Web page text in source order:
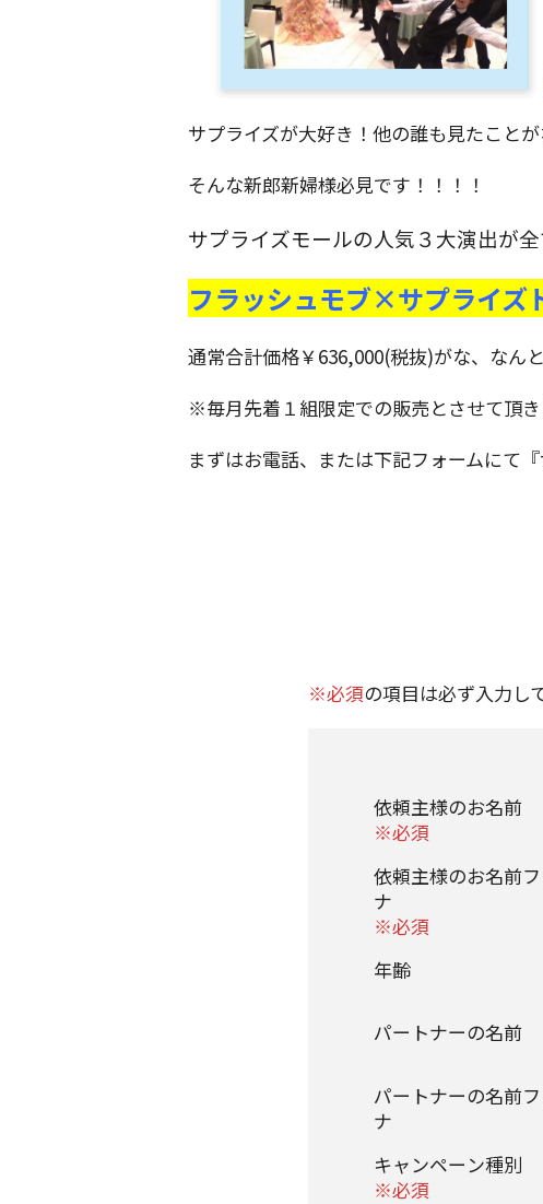
サプライズが大好き！他の誰も見たこと
そんな新郎新婦様必見です！！！！
サプライズモールの人気３大演出が
フラッシュモブ×サプライズ
通常合計価格￥636,000(税抜)がな、なん
※毎月先着１組限定での販売とさせて頂き
まずはお電話、または下記フォームにて
※必須の項目は必ず入力し
依頼主様のお名前
※必須
依頼主様のお名前
ナ
※必須
年齢
パートナーの名前
パートナーの名前
ナ
キャンペーン種別
※必須